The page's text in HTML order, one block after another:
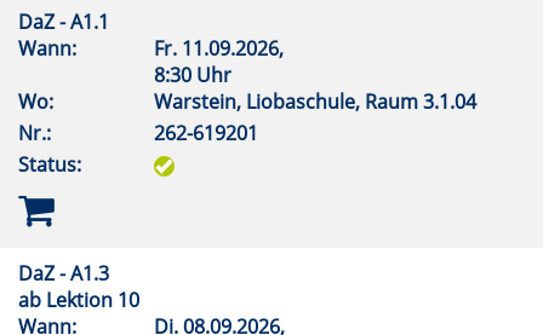
DaZ - A1.1
Wann:
Fr. 11.09.2026,
8:30 Uhr
Wo:
Warstein, Liobaschule, Raum 3.1.04
Nr.:
262-619201
Status:
DaZ - A1.3
ab Lektion 10
Wann:
Di.08.09.2026,